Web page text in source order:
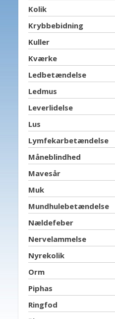
Kolik
Krybbebidning
Kuller
Kværke
Ledbetændelse
Ledmus
Leverlidelse
Lus
Lymfekarbetændelse
Måneblindhed
Mavesår
Muk
Mundhulebetændelse
Nældefeber
Nervelammelse
Nyrekolik
Orm
Piphas
Ringfod